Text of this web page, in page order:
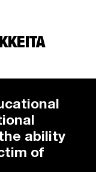
ability
of